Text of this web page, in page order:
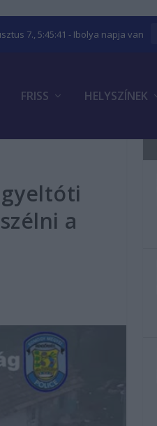
7., 5:45:42 - Ibolya napja van
FRISS HELYSZÍNEK
a